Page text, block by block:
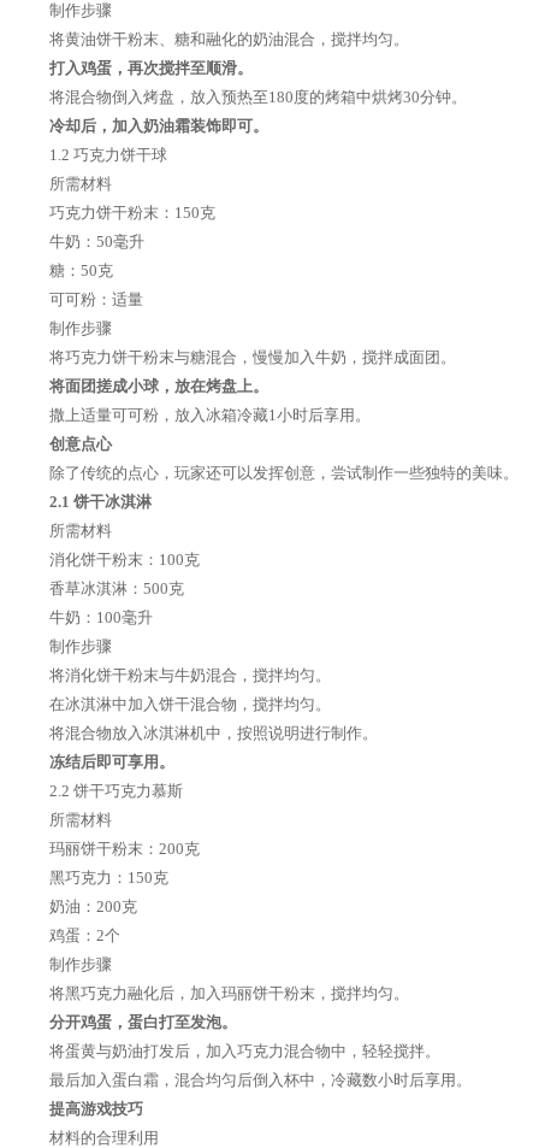
制作步骤
将黄油饼干粉末、糖和融化的奶油混合，搅拌均匀。
打入鸡蛋，再次搅拌至顺滑。
将混合物倒入烤盘，放入预热至180度的烤箱中烘烤30分钟。
冷却后，加入奶油霜装饰即可。
1.2 巧克力饼干球
所需材料
巧克力饼干粉末：150克
牛奶：50毫升
糖：50克
可可粉：适量
制作步骤
将巧克力饼干粉末与糖混合，慢慢加入牛奶，搅拌成面团。
将面团搓成小球，放在烤盘上。
撒上适量可可粉，放入冰箱冷藏1小时后享用。
创意点心
除了传统的点心，玩家还可以发挥创意，尝试制作一些独特的美味。
2.1 饼干冰淇淋
所需材料
消化饼干粉末：100克
香草冰淇淋：500克
牛奶：100毫升
制作步骤
将消化饼干粉末与牛奶混合，搅拌均匀。
在冰淇淋中加入饼干混合物，搅拌均匀。
将混合物放入冰淇淋机中，按照说明进行制作。
冻结后即可享用。
2.2 饼干巧克力慕斯
所需材料
玛丽饼干粉末：200克
黑巧克力：150克
奶油：200克
鸡蛋：2个
制作步骤
将黑巧克力融化后，加入玛丽饼干粉末，搅拌均匀。
分开鸡蛋，蛋白打至发泡。
将蛋黄与奶油打发后，加入巧克力混合物中，轻轻搅拌。
最后加入蛋白霜，混合均匀后倒入杯中，冷藏数小时后享用。
提高游戏技巧
材料的合理利用